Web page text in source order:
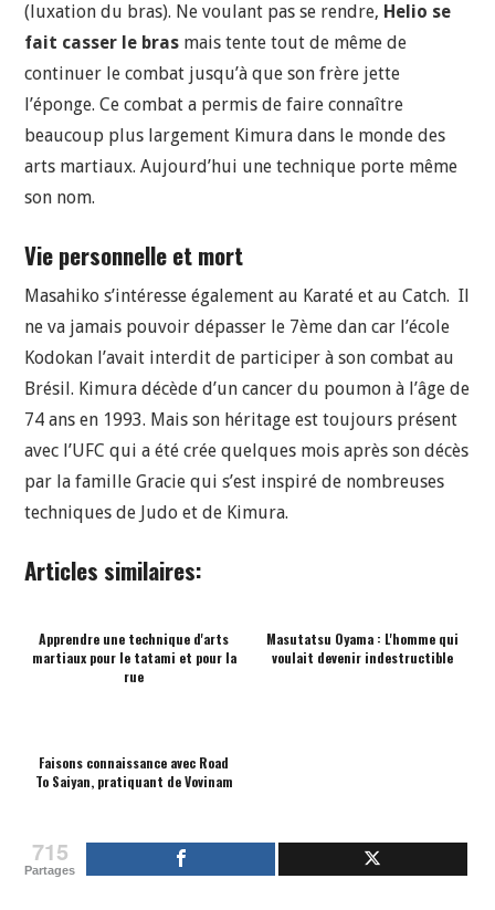
(luxation du bras). Ne voulant pas se rendre, Helio se
fait casser le bras mais tente tout de même de
continuer le combat jusqu’à que son frère jette
l’éponge. Ce combat a permis de faire connaître
beaucoup plus largement Kimura dans le monde des
arts martiaux. Aujourd’hui une technique porte même
son nom.
Vie personnelle et mort
Masahiko s’intéresse également au Karaté et au Catch. Il
ne va jamais pouvoir dépasser le 7ème dan car l’école
Kodokan l’avait interdit de participer à son combat au
Brésil. Kimura décède d’un cancer du poumon à l’âge de
74 ans en 1993. Mais son héritage est toujours présent
avec l’UFC qui a été crée quelques mois après son décès
par la famille Gracie qui s’est inspiré de nombreuses
techniques de Judo et de Kimura.
Articles similaires:
Apprendre une technique d'arts
martiaux pour le tatami et pour la
rue
Masutatsu Oyama : L'homme qui
voulait devenir indestructible
Faisons connaissance avec Road
To Saiyan, pratiquant de Vovinam
715
Partages